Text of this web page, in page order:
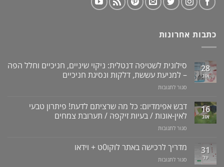
כתבות אחרונות
28
אוג
סילונית לשטיפה דנטלית: ניקוי שיניים, חניכיים וחלל הפה
– למניעת עששת, דלקות ונסיגת חניכיים
סגור לתגובות
לשטיפה
דנטלית:
ניקוי
שיניים,
וחלל
–
16
אוג
דבש אפימדיום: כל מה שרציתם לדעת! פיתרון טבעי
לאין-אונות / בעיות זיקפה / תערובת צמחים
סגור לתגובות
אפימדיום:
כל
מה
31
יול
מדריך לרכישה באתר לוקו0ט + וידאו
סגור לתגובות